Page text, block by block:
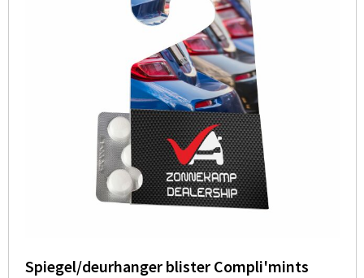
Spiegel/deurhanger blister Compli'mints